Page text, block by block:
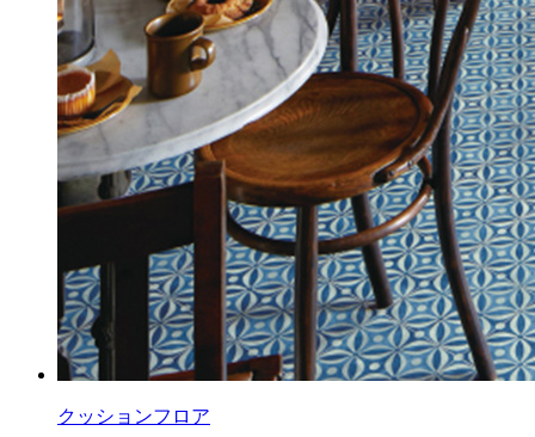
クッションフロア